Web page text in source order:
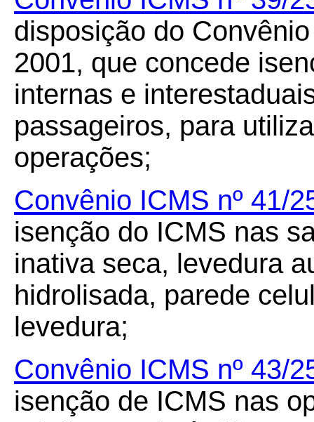
disposição do
2001, que concede
internas e
passageiros, para
operações;
Convênio ICMS nº 41/
isenção do ICMS nas
inativa seca, levedura
hidrolisada, parede
levedura;
Convênio ICMS nº 43/
isenção de ICMS nas